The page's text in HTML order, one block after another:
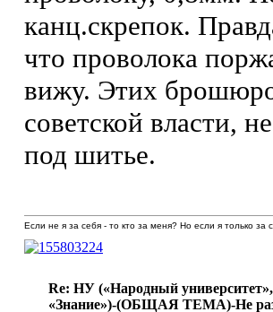
канц.скрепок.
что проволока
вижу. Этих
советской власти,
под шитье.
Если не я за себя - то кто за меня? Но если я только
Re: НУ («Народный университет»,
«Знание»)-(ОБЩАЯ ТЕМА)-Не